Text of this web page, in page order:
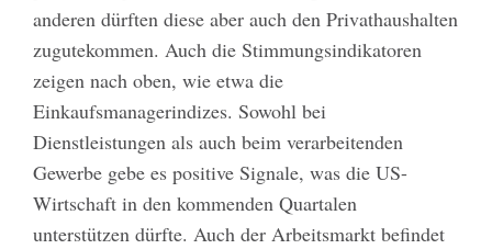
anderen dürften diese aber auch den Privathaushalten
zugutekommen. Auch die Stimmungsindikatoren
zeigen nach oben, wie etwa die
Einkaufsmanagerindizes. Sowohl bei
Dienstleistungen als auch beim verarbeitenden
Gewerbe gebe es positive Signale, was die US-
Wirtschaft in den kommenden Quartalen
unterstützen dürfte. Auch der Arbeitsmarkt befindet